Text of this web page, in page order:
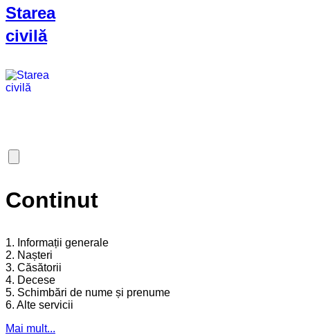
Starea
civilă
Continut
1. Informații generale
2. Nașteri
3. Căsătorii
4. Decese
5. Schimbări de nume și prenume
6. Alte servicii
Mai mult...